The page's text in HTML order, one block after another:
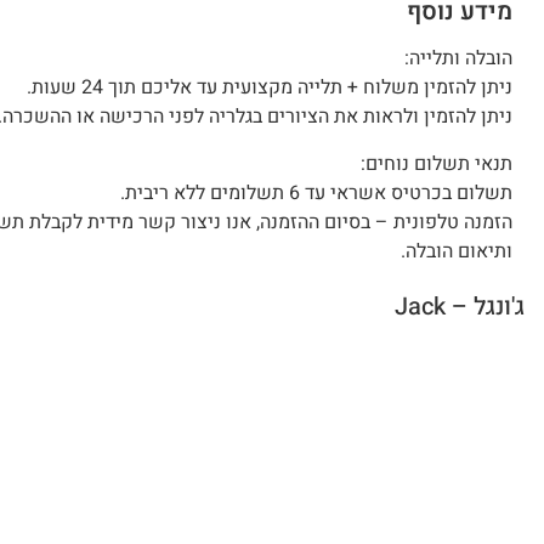
מידע נוסף
הובלה ותלייה:
ניתן להזמין משלוח + תלייה מקצועית עד אליכם תוך 24 שעות.
ניתן להזמין ולראות את הציורים בגלריה לפני הרכישה או
תנאי תשלום נוחים:
תשלום בכרטיס אשראי עד 6 תשלומים ללא ריבית.
הזמנה טלפונית – בסיום ההזמנה, אנו ניצור קשר מידית לקבלת
ותיאום הובלה.
ג'ונגל – Jack